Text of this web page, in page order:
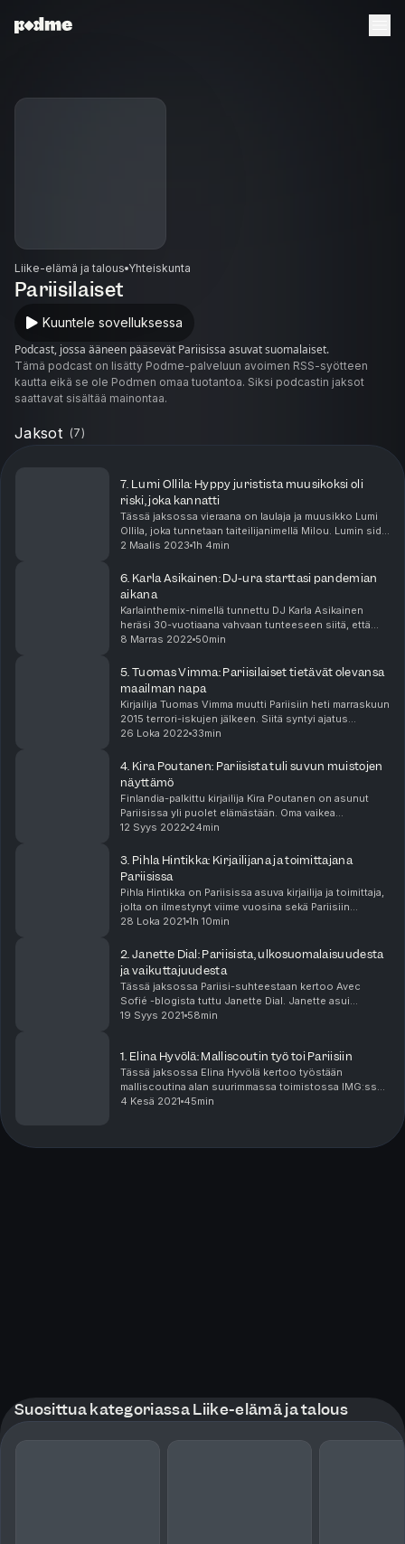
Liike-elämä ja talous Yhteiskunta
Pariisilaiset
Kuuntele sovelluksessa
Podcast, jossa ääneen pääsevät Pariisissa asuvat suomalaiset.
Tämä podcast on lisätty Podme-palveluun avoimen RSS-syötteen
kautta eikä se ole Podmen omaa tuotantoa. Siksi podcastin jaksot
saattavat sisältää mainontaa.
Jaksot (7)
7. Lumi Ollila: Hyppy juristista muusikoksi oli
riski, joka kannatti
Tässä jaksossa vieraana on laulaja ja muusikko Lumi
Ollila, joka tunnetaan taiteilijanimellä Milou. Lumin side
Ranskaan on vahva ja se kuuluu myös hänen
2 Maalis 2023 1h 4min
6. Karla Asikainen: DJ-ura starttasi pandemian
aikana
Karlainthemix-nimellä tunnettu DJ Karla Asikainen
heräsi 30-vuotiaana vahvaan tunteeseen siitä, että
hänen on muutettava Pariisiin. Helsinki jäi pian taakse
8 Marras 2022 50min
5. Tuomas Vimma: Pariisilaiset tietävät olevansa
maailman napa
Kirjailija Tuomas Vimma muutti Pariisiin heti marraskuun
2015 terrori-iskujen jälkeen. Siitä syntyi ajatus
kirjoittaa kaupunkiin sijoittuva jännitysromaani Vasen
26 Loka 2022 33min
4. Kira Poutanen: Pariisista tuli suvun muistojen
näyttämö
Finlandia-palkittu kirjailija Kira Poutanen on asunut
Pariisissa yli puolet elämästään. Oma vaikea
synnytyskokemus sai Kiran tutkimaan sukunsa kipeitä
12 Syys 2022 24min
3. Pihla Hintikka: Kirjailijana ja toimittajana
Pariisissa
Pihla Hintikka on Pariisissa asuva kirjailija ja toimittaja,
jolta on ilmestynyt viime vuosina sekä Pariisiin
sijoittuva esikoisromaani Hetken Pariisi on meidän
28 Loka 2021 1h 10min
2. Janette Dial: Pariisista, ulkosuomalaisuudesta
ja vaikuttajuudesta
Tässä jaksossa Pariisi-suhteestaan kertoo Avec
Sofié -blogista tuttu Janette Dial. Janette asui
kaupungissa muutaman vuoden ennen muuttoaan
19 Syys 2021 58min
1. Elina Hyvölä: Malliscoutin työ toi Pariisiin
Tässä jaksossa Elina Hyvölä kertoo työstään
malliscoutina alan suurimmassa toimistossa IMG:ssä.
Työ toi hänet sattumalta Pariisiin vuonna 2018. Elina
4 Kesä 2021 45min
Suosittua kategoriassa Liike-elämä ja talous